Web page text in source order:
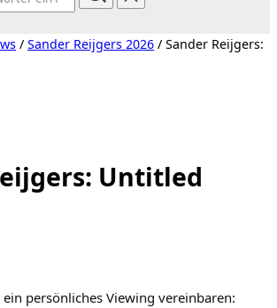
/ Sander Reijgers 2026 / Sander Reijgers:
Untitled
persönliches Viewing vereinbaren: